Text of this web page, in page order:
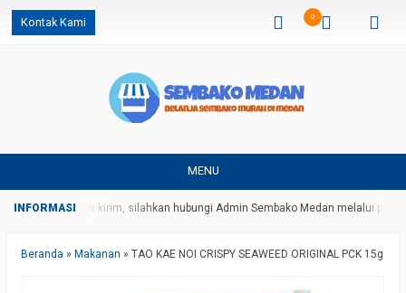
Kontak Kami 0
MENU
dan ongkos kirim, silahkan hubungi Admin Sembako Medan melalui pesan
Beranda » Makanan » TAO KAE NOI CRISPY SEAWEED ORIGINAL PCK 15g